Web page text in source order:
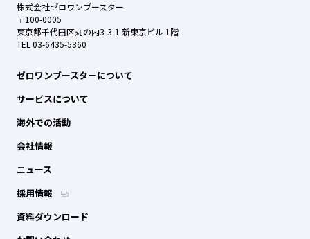
株式会社ゼロワンブースター
〒100-0005
東京都千代田区丸の内3-3-1 新東京ビル 1階
TEL 03-6435-5360
ゼロワンブースターについて
サービスについて
海外での活動
会社情報
ニュース
採用情報
資料ダウンロード